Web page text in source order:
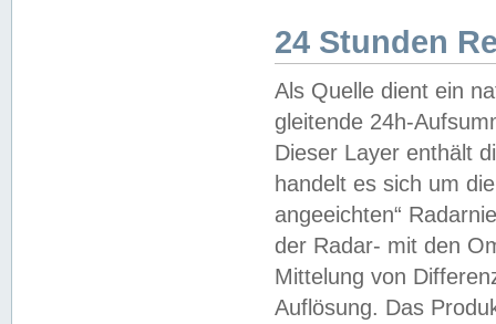
24 Stunden
Als Quelle dient ein
gleitende 24h-
Dieser Layer enthält
handelt es sich um
angeeichten“
der Radar- mit den
Mittelung von
Auflösung. Das